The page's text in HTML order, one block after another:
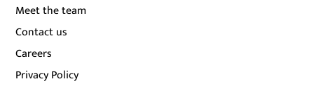
Meet the team
Contact us
Careers
Privacy Policy